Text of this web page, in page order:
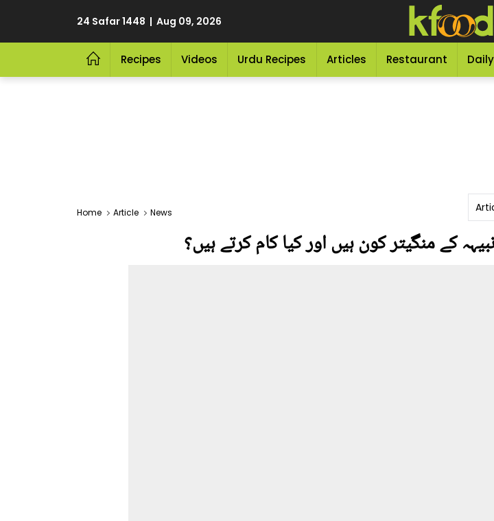
24 Safar 1448 | Aug 09, 2026
Recipes Videos Urdu Recipes Articles Restaurant
Home Article News